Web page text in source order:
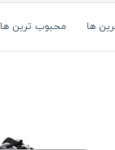
ها محبوب ترین ها